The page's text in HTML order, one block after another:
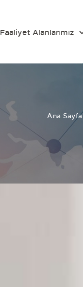
Faaliyet Alanlarımız
Ana Sayfa